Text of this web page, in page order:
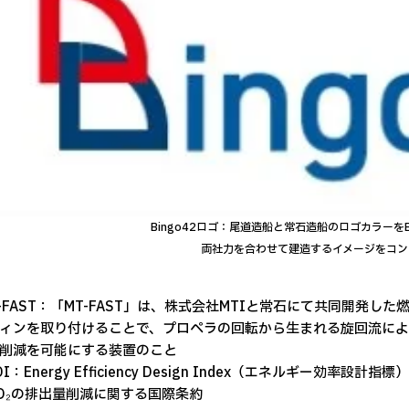
Bingo42ロゴ：尾道造船と常石造船のロゴカラー
両社力を合わせて建造するイメージをコ
：「MT-FAST」は、株式会社MTIと常石にて共同開発した
ンを取り付けることで、プロペラの回転から生まれる旋回流に
減を可能にする装置のこと
：Energy Efficiency Design Index（エネルギー効率設計指標
の排出量削減に関する国際条約